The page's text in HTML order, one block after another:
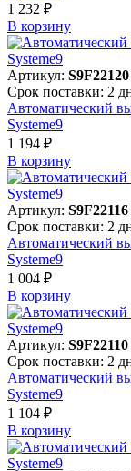
1 232 ₽
В корзинy
Артикул: S9F22120
Срок поставки: 2
Автоматический
Systeme9
1 194 ₽
В корзинy
Артикул: S9F22116
Срок поставки: 2
Автоматический
Systeme9
1 004 ₽
В корзинy
Артикул: S9F22110
Срок поставки: 2
Автоматический
Systeme9
1 104 ₽
В корзинy